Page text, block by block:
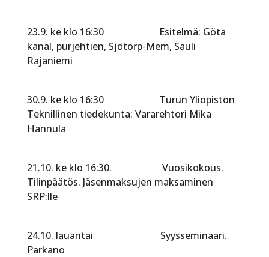
23.9. ke klo 16:30 Esitelmä: Göta
kanal, purjehtien, Sjötorp-Mem, Sauli
Rajaniemi
30.9. ke klo 16:30 Turun Yliopiston
Teknillinen tiedekunta: Vararehtori Mika
Hannula
21.10. ke klo 16:30. Vuosikokous.
Tilinpäätös. Jäsenmaksujen maksaminen
SRP:lle
24.10. lauantai Syysseminaari.
Parkano